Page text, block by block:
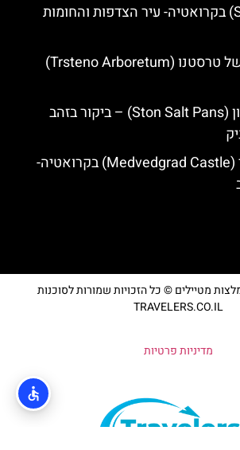
הכפר סטון (Ston) בקרואטיה- עיר הצדפות והחומות
הגנים הבוטניים של טרסטנו (Trsteno Arboretum)
המלחיות של סטון (Ston Salt Pans) – ביקור בזהב
מבצר מדבדגראד (Medvedgrad Castle) בקרואטיה-
מטיילים © כל הזכויות שמורות לסוכנות
TRAVELERS.CO.IL
מדיניות פרטיות